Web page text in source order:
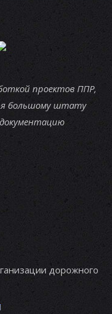
проектов ППР,
большому штату
дорожного